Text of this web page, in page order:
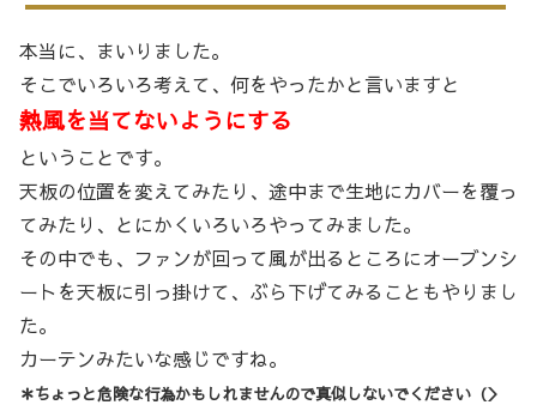
本当に、まいりました。
そこでいろいろ考えて、何をやったかと言いますと
熱風を当てないようにする
ということです。
天板の位置を変えてみたり、途中まで生地にカバーを覆っ
てみたり、とにかくいろいろやってみました。
その中でも、ファンが回って風が出るところにオーブンシ
ートを天板に引っ掛けて、ぶら下げてみることもやりまし
た。
カーテンみたいな感じですね。
＊ちょっと危険な行為かもしれませんので真似しないでください（＞